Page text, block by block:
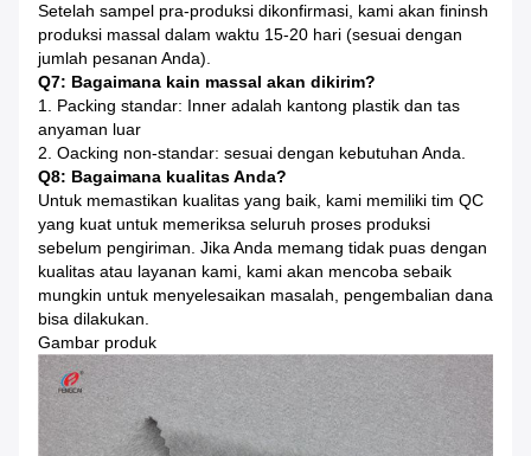
Setelah sampel pra-produksi dikonfirmasi, kami akan fininsh
produksi massal dalam waktu 15-20 hari (sesuai dengan
jumlah pesanan Anda).
Q7: Bagaimana kain massal akan dikirim?
1. Packing standar: Inner adalah kantong plastik dan tas
anyaman luar
2. Oacking non-standar: sesuai dengan kebutuhan Anda.
Q8: Bagaimana kualitas Anda?
Untuk memastikan kualitas yang baik, kami memiliki tim QC
yang kuat untuk memeriksa seluruh proses produksi
sebelum pengiriman. Jika Anda memang tidak puas dengan
kualitas atau layanan kami, kami akan mencoba sebaik
mungkin untuk menyelesaikan masalah, pengembalian dana
bisa dilakukan.
Gambar produk